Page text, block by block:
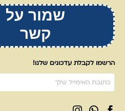
שמור על
קשר
הרשמו לקבלת עדכונים שלנו!